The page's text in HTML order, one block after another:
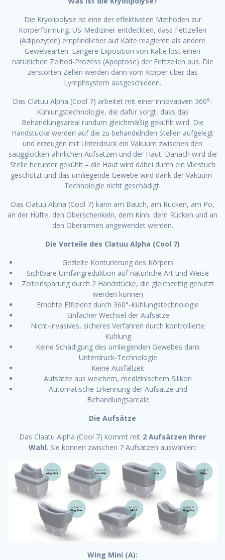
Die Kryolipolyse ist eine der effektivsten Methoden zur
Körperformung. US-Mediziner entdeckten, dass Fettzellen
(Adipozyten) empfindlicher auf Kälte reagieren als andere
Gewebearten. Längere Exposition von Kälte löst einen
natürlichen Zelltod-Prozess (Apoptose) der Fettzellen aus. Die
zerstörten Zellen werden dann vom Körper über das
Lymphsystem ausgeschieden.
Das Clatuu Alpha (Cool 7) arbeitet mit einer innovativen 360°-
Kühlungstechnologie, die dafür sorgt, dass das
Behandlungsareal rundum gleichmäßig gekühlt wird. Die
Handstücke werden auf die zu behandelnden Stellen aufgelegt
und erzeugen mit Unterdruck ein Vakuum zwischen den
saugglocken-ähnlichen Aufsätzen und der Haut. Danach wird die
Stelle herunter gekühlt – die Haut wird dabei durch ein Vliestuch
geschützt und das umliegende Gewebe wird dank der Vakuum-
Technologie nicht geschädigt.
Das Clatuu Alpha (Cool 7) kann am Bauch, am Rücken, am Po,
an der Hüfte, den Oberschenkeln, dem Kinn, dem Rücken und an
den Oberarmen angewendet werden.
Die Vorteile des Clatuu Alpha (Cool 7)
Gezielte Konturierung des Körpers
Sichtbare Umfangreduktion auf natürliche Art und Weise
Zeiteinsparung durch 2 Handstücke, die gleichzeitig genutzt
werden können
Erhöhte Effizienz durch 360°-Kühlungstechnologie
Einfacher Wechsel der Aufsätze
Nicht-invasives, sicheres Verfahren durch kontrollierte
Kühlung
Keine Schädigung des umliegenden Gewebes dank
Unterdruck-Technologie
Keine Ausfallzeit
Aufsätze aus weichem, medizinischem Silikon
Automatische Erkennung der Aufsätze und
Behandlungsareale
Die Aufsätze
Das Claatu Alpha (Cool 7) kommt mit 2 Aufsätzen Ihrer
Wahl. Sie können zwischen 7 Aufsätzen auswählen:
Wing Mini (A):